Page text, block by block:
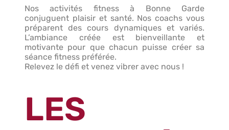
Nos activités fitness à Bonne Garde
conjuguent plaisir et santé. Nos coachs vous
préparent des cours dynamiques et variés.
L’ambiance créée est bienveillante et
motivante pour que chacun puisse créer sa
séance fitness préférée.
Relevez le défi et venez vibrer avec nous !
LES